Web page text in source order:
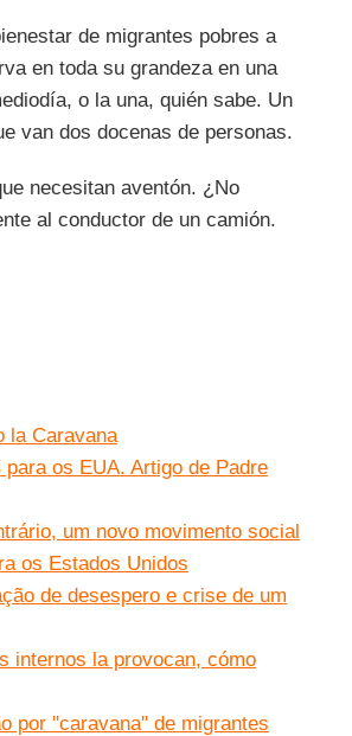
de migrantes pobres a
en toda su grandeza en una
o la una, quién sabe. Un
van dos docenas de personas.
necesitan aventón. ¿No
al conductor de un camión.
la Caravana
os EUA. Artigo de Padre
um novo movimento social
os Estados Unidos
de desespero e crise de um
internos la provocan, cómo
por ''caravana'' de migrantes